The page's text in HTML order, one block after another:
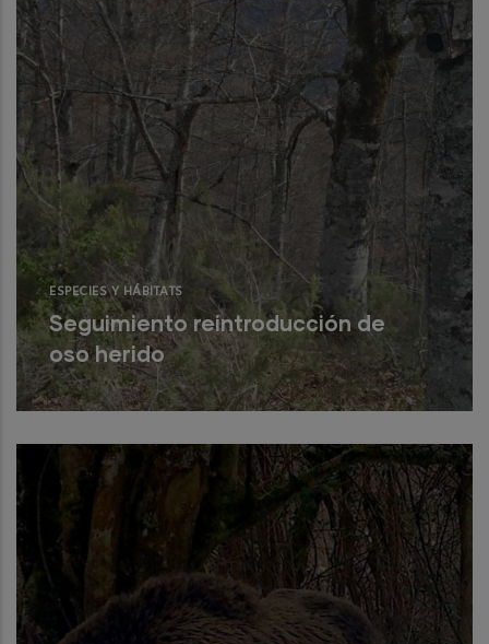
ESPECIES Y HÁBITATS
Seguimiento reintroducción de
oso herido
Instalación de una red de fototrampeo en
el entorno elegido para la reintrodución
del oso al medio natural.